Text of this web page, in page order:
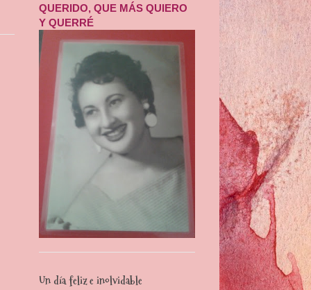
QUERIDO, QUE MÁS QUIERO
Y QUERRÉ
Un día feliz e inolvidable